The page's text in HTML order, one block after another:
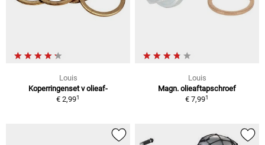
Louis
Koperringenset v olieaf-
€ 2,991
Louis
Magn. olieaftapschroef
€ 7,991